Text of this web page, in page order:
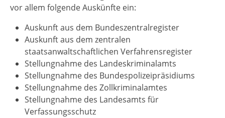
vor allem folgende Auskünfte ein:
Auskunft aus dem Bundeszentralregister
Auskunft aus dem zentralen
staatsanwaltschaftlichen Verfahrensregister
Stellungnahme des Landeskriminalamts
Stellungnahme des Bundespolizeipräsidiums
Stellungnahme des Zollkriminalamtes
Stellungnahme des Landesamts für
Verfassungsschutz